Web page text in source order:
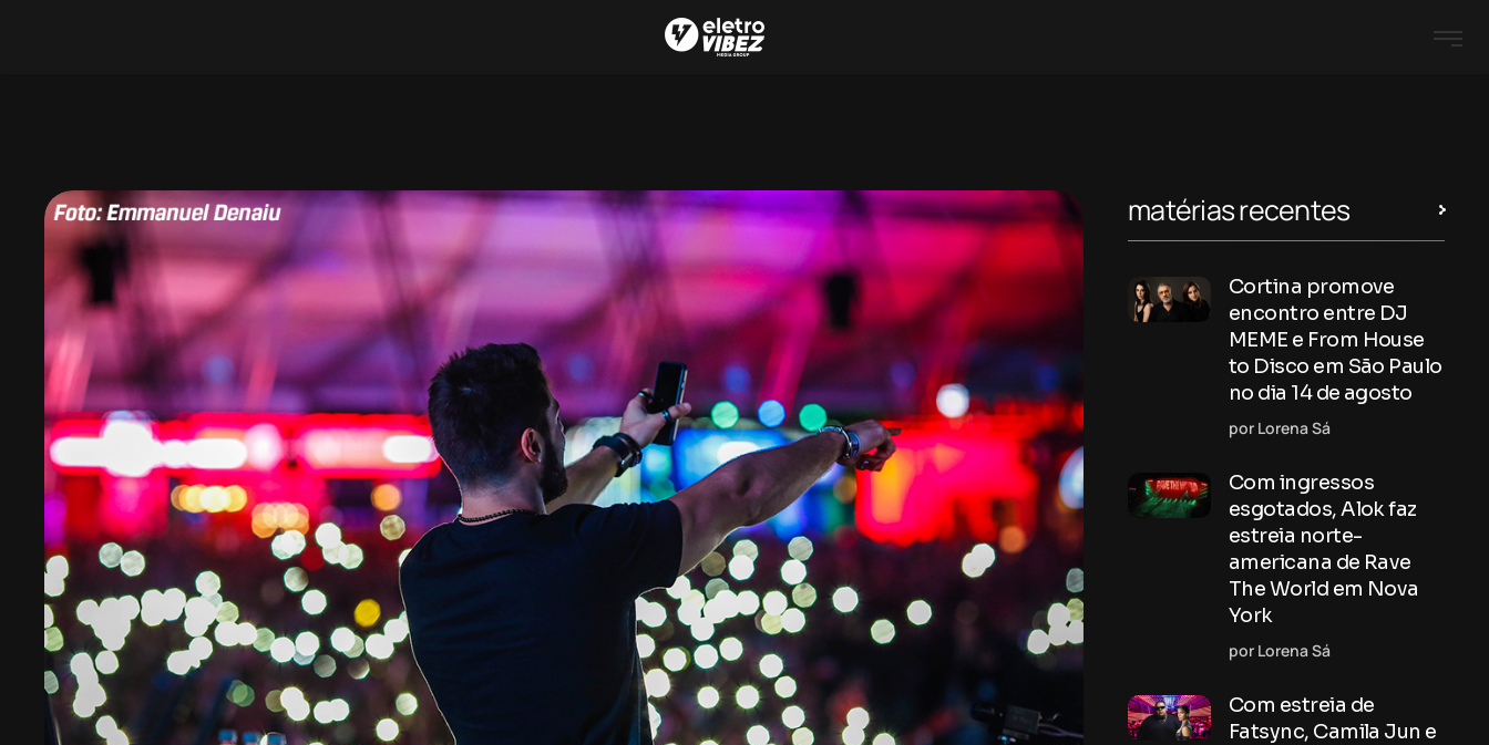
matérias recentes
Cortina promove
encontro entre DJ
MEME e From House
to Disco em São Paulo
no dia 14 de agosto
por Lorena Sá
Com ingressos
esgotados, Alok faz
estreia norte-
americana de Rave
The World em Nova
York
por Lorena Sá
Com estreia de
Fatsync, Camila Jun e